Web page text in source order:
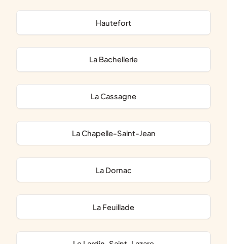
Hautefort
La Bachellerie
La Cassagne
La Chapelle-Saint-Jean
La Dornac
La Feuillade